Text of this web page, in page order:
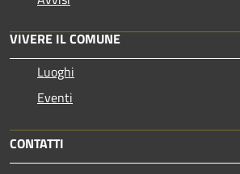
VIVERE IL COMUNE
Luoghi
Eventi
CONTATTI